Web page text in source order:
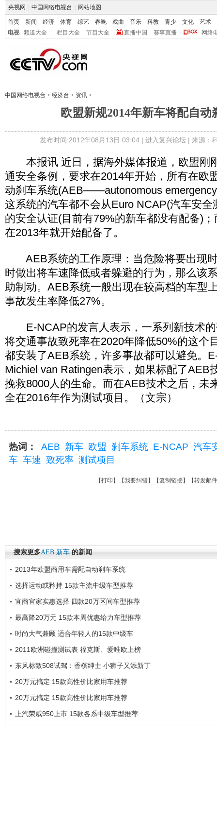
央视网 中国网络电视台 网站地图
首页 新闻 经济 体育 综艺 春晚 戏曲 音乐 科教 青少 文化
艺术
电视
频道大全 栏目大全 节目大全 直播中国 赛事直播 网络
中国网络电视台 > 经济台 > 资讯 >
欧盟新规2014年新车将配自动
发布时间:2012年08月13日 03:04 | 进入复兴论坛| 来源：
本报讯 近日，据海外媒体报道，欧盟刚
通安全条例，要求在2014年开始，所有在欧
动刹车系统(AEB——autonomous
这系统的汽车都不会从Euro NCAP(汽车安全
的安全认证(目前有79%的新车都没有配备)
在2013年就开始配备了。
AEB系统的工作原理：当危险将要出现
时做出将车速降低或者躲避的行为，那么该
助制动。AEB系统一般出现在较高档的车型
事故发生率降低27%。
E-NCAP的发言人表示，一系列新技术的
将交通事故致死率在2020年降低50%的这个
都安装了AEB系统，许多事故都可以避免。
Michiel van Ratingen表示，如果标配了AEB
挽救8000人的生命。而在AEB技术之后，未
全在2016年作为测试项目。（文宗）
热词： AEB 新车 欧盟 刹车系统 E-NCAP 汽车
车 车速 致死率 测试项目
【打印 】【我要纠错】【复制链接】【转发邮件
搜索更多AEB 新车 的新闻
2013年欧盟商用车需配自动刹车系统
选择运动或矜持 15款主流中级车型推荐
宜商宜家实惠选择 四款20万区间车型推荐
最高降20万元 15款本周优惠给力车型推荐
时尚大气兼顾 适合年轻人的15款中级车
2011欧洲碰撞测试表 福克斯、爱唯欧上榜
东风标致508试驾：香槟绅士 小狮子又添新丁
20万元搞定 15款高性价比家用车推荐
20万元搞定 15款高性价比家用车推荐
上汽荣威950上市 15款各系中级车型推荐